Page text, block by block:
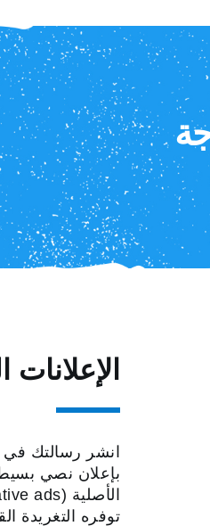
الإعلانات
انشر رسالتك في
بإعلان نصي
توفره التغريدة